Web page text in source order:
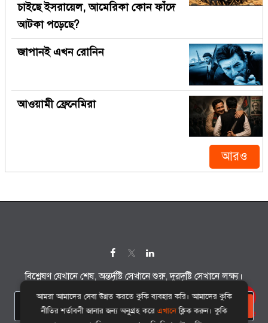
চাইছে ইসরায়েল, আমেরিকা কোন ফাঁদে
আটকা পড়েছে?
জাপানই এখন রোনিন
আওয়ামী ফ্রেনেমিরা
আরও
বিশ্লেষণ যেখানে শেষ, অন্তর্দৃষ্টি সেখানে শুরু, দূরদৃষ্টি সেখানে লক্ষ্য।
সাবস্ক্রাইব
আমরা আমাদের সেবা উন্নত করতে কুকি ব্যবহার করি। আমাদের কুকি
নীতির শর্তাবলী জানার জন্য অনুগ্রহ করেএখানেক্লিক করুন। কুকি